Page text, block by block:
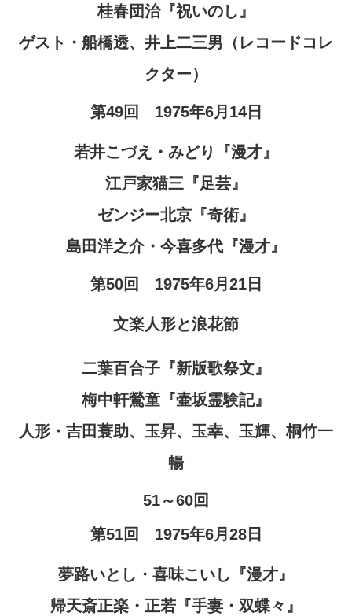
桂春団治『祝いのし』
ゲスト・船橋透、井上二三男（レコードコレ
クター）
第49回 1975年6月14日
若井こづえ・みどり『漫才』
江戸家猫三『足芸』
ゼンジー北京『奇術』
島田洋之介・今喜多代『漫才』
第50回 1975年6月21日
文楽人形と浪花節
二葉百合子『新版歌祭文』
梅中軒鶯童『壷坂霊験記』
人形・吉田蓑助、玉昇、玉幸、玉輝、桐竹一
暢
51～60回
第51回 1975年6月28日
夢路いとし・喜味こいし『漫才』
帰天斎正楽・正若『手妻・双蝶々』